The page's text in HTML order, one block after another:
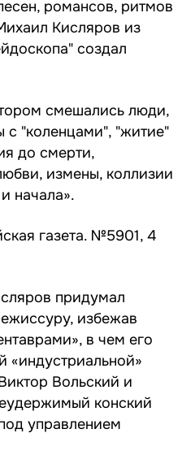
романсов, ритмов
Кисляров из
создал
смешались люди,
с "коленцами", "житие"
до смерти,
измены, коллизии
начала».
газета. №5901, 4
придумал
избежав
в чем его
«индустриальной»
Вольский и
конский
управлением